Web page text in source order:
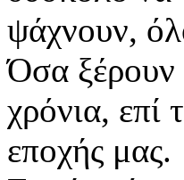
ψάχνουν,
Όσα ξέρουν
χρόνια, επί
εποχής μας.